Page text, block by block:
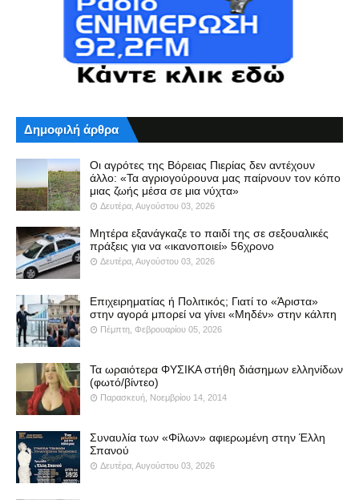
Δημοφιλή άρθρα
Οι αγρότες της Βόρειας Πιερίας δεν αντέχουν
άλλο: «Τα αγριογούρουνα μας παίρνουν τον κόπο
μιας ζωής μέσα σε μια νύχτα»
Δευτέρα, Αυγούστου 03, 2026
Μητέρα εξανάγκαζε το παιδί της σε σεξουαλικές
πράξεις για να «ικανοποιεί» 56χρονο
Δευτέρα, Αυγούστου 03, 2026
Επιχειρηματίας ή Πολιτικός; Γιατί το «Άριστα»
στην αγορά μπορεί να γίνει «Μηδέν» στην κάλπη
Πέμπτη, Φεβρουαρίου 05, 2026
Τα ωραιότερα ΦΥΣΙΚΑ στήθη διάσημων ελληνίδων
(φωτό/βίντεο)
Παρασκευή, Νοεμβρίου 14, 2014
Συναυλία των «Φίλων» αφιερωμένη στην Έλλη
Σπανού
Δευτέρα, Αυγούστου 03, 2026